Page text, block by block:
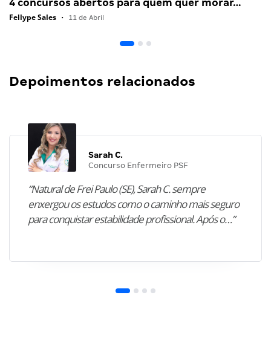
4 concursos abertos para quem quer morar…
Fellype Sales • 11 de Abril
Depoimentos relacionados
Sarah C.
Concurso Enfermeiro PSF
“Natural de Frei Paulo (SE), Sarah C. sempre
enxergou os estudos como o caminho mais seguro
para conquistar estabilidade profissional. Após o…”